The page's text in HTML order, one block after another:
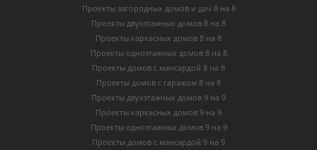
Проекты загородных домов и дач 8 на 8
Проекты двухэтажных домов 8 на 8
Проекты каркасных домов 8 на 8
Проекты одноэтажных домов 8 на 8
Проекты домов с мансардой 8 на 8
Проекты домов с гаражом 8 на 8
Проекты двухэтажных домов 9 на 9
Проекты каркасных домов 9 на 9
Проекты одноэтажных домов 9 на 9
Проекты домов с мансардой 9 на 9